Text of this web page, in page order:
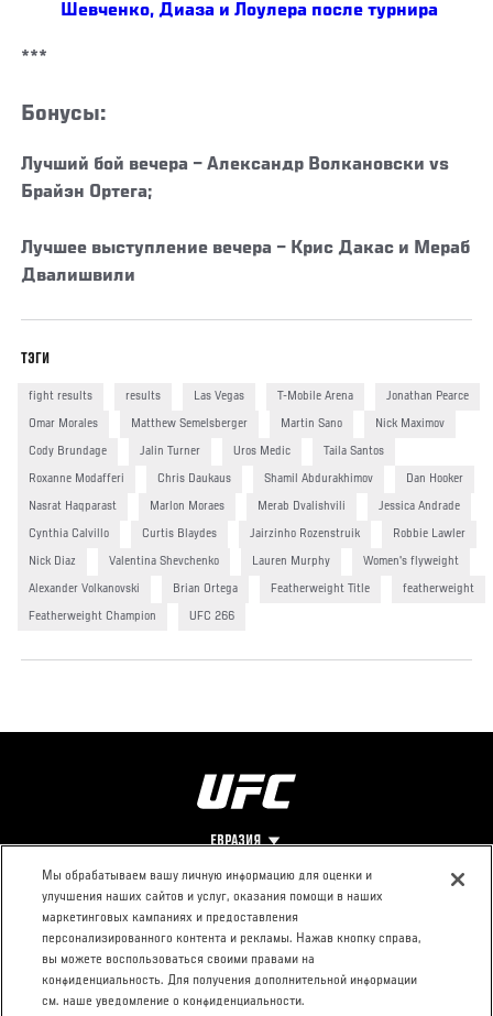
Шевченко, Диаза и Лоулера после турнира
***
Бонусы:
Лучший бой вечера – Александр Волкановски vs
Брайэн Ортега;
Лучшее выступление вечера – Крис Дакас и Мераб
Двалишвили
ТЭГИ
fight results results Las Vegas T-Mobile Arena Jonathan Pearce
Omar Morales Matthew Semelsberger Martin Sano Nick Maximov
Cody Brundage Jalin Turner Uros Medic Taila Santos
Roxanne Modafferi Chris Daukaus Shamil Abdurakhimov Dan Hooker
Nasrat Haqparast Marlon Moraes Merab Dvalishvili Jessica Andrade
Cynthia Calvillo Curtis Blaydes Jairzinho Rozenstruik Robbie Lawler
Nick Diaz Valentina Shevchenko Lauren Murphy Women's flyweight
Alexander Volkanovski Brian Ortega Featherweight Title featherweight
Featherweight Champion UFC 266
ЕВРАЗИЯ
Footer
О UFC
Про ММА
Социальная
ответственность
КОНТАКТЫ
Пресс-центр
Условия
использования
Мы обрабатываем вашу личную информацию для оценки и
улучшения наших сайтов и услуг, оказания помощи в наших
маркетинговых кампаниях и предоставления
персонализированного контента и рекламы. Нажав кнопку справа,
вы можете воспользоваться своими правами на
конфиденциальность. Для получения дополнительной информации
см. наше уведомление о конфиденциальности.